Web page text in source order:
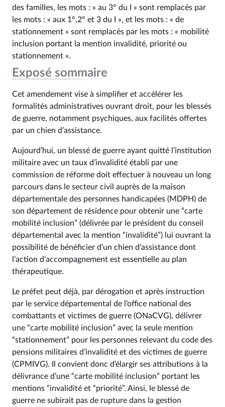
des familles, les mots : « au 3° du I » sont remplacés par
les mots : « aux 1°,2° et 3 du I », et les mots : « de
stationnement » sont remplacés par les mots : « mobilité
inclusion portant la mention invalidité, priorité ou
stationnement ».
Exposé sommaire
Cet amendement vise à simplifier et accélérer les
formalités administratives ouvrant droit, pour les blessés
de guerre, notamment psychiques, aux facilités offertes
par un chien d’assistance.
Aujourd’hui, un blessé de guerre ayant quitté l’institution
militaire avec un taux d’invalidité établi par une
commission de réforme doit effectuer à nouveau un long
parcours dans le secteur civil auprès de la maison
départementale des personnes handicapées (MDPH) de
son département de résidence pour obtenir une “carte
mobilité inclusion” (délivrée par le président du conseil
départemental avec la mention “invalidité”) lui ouvrant la
possibilité de bénéficier d’un chien d’assistance dont
l’action d’accompagnement est essentielle au plan
thérapeutique.
Le préfet peut déjà, par dérogation et après instruction
par le service départemental de l’office national des
combattants et victimes de guerre (ONaCVG), délivrer
une “carte mobilité inclusion” avec la seule mention
“stationnement” pour les personnes relevant du code des
pensions militaires d’invalidité et des victimes de guerre
(CPMIVG). Il convient donc d’élargir ses attributions à la
délivrance d’une “carte mobilité inclusion” portant les
mentions “invalidité et “priorité”. Ainsi, le blessé de
guerre ne subirait pas de rupture dans la gestion